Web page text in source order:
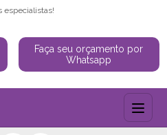
especialistas!
Faça seu orçamento por
Whatsapp